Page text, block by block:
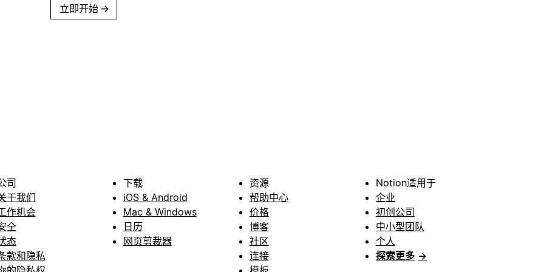
立即开始 →
司
于我们
作机会
全
态
款和隐私
下载
iOS & Android
Mac & Windows
日历
网页剪裁器
资源
帮助中心
价格
博客
社区
连接
Notion适用于
企业
初创公司
中小型团队
个人
探索更多 →